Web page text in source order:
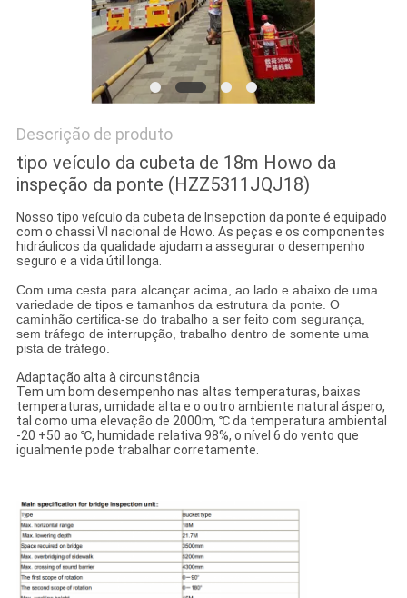
Descrição de produto
tipo veículo da cubeta de 18m Howo da
inspeção da ponte (HZZ5311JQJ18)
Nosso tipo veículo da cubeta de Insepction da ponte é equipado
com o chassi VI nacional de Howo. As peças e os componentes
hidráulicos da qualidade ajudam a assegurar o desempenho
seguro e a vida útil longa.
Com uma cesta para alcançar acima, ao lado e abaixo de uma
variedade de tipos e tamanhos da estrutura da ponte. O
caminhão certifica-se do trabalho a ser feito com segurança,
sem tráfego de interrupção, trabalho dentro de somente uma
pista de tráfego.
Adaptação alta à circunstância
Tem um bom desempenho nas altas temperaturas, baixas
temperaturas, umidade alta e o outro ambiente natural áspero,
tal como uma elevação de 2000m, ℃ da temperatura ambiental
-20 +50 ao ℃, humidade relativa 98%, o nível 6 do vento que
igualmente pode trabalhar corretamente.